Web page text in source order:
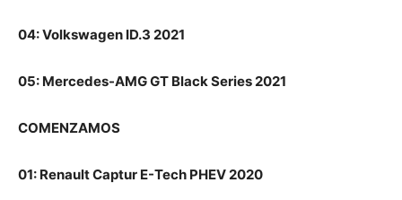
04: Volkswagen ID.3 2021
05: Mercedes-AMG GT Black Series 2021
COMENZAMOS
01: Renault Captur E-Tech PHEV 2020